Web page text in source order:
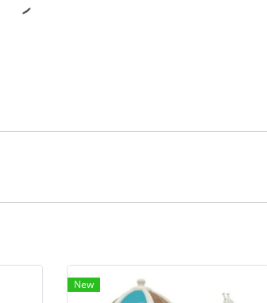
New